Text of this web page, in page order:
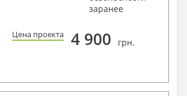
заранее
Цена проекта 4 900 грн.